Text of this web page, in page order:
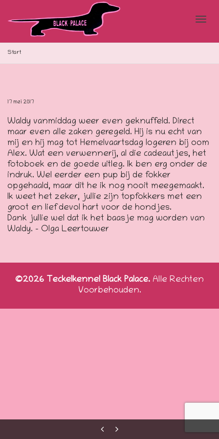
Start
17 mei 2017
Waldy vanmiddag weer even geknuffeld. Direct
maar even alle zaken geregeld. Hij is nu echt van
mij en hij mag tot Hemelvaartsdag logeren bij oom
Alex. Wat een verwennerij, al die cadeautjes, het
fotoboek en de goede uitleg. Ik ben erg onder de
indruk. Wel eerder een pup bij de fokker
opgehaald, maar dit he ik nog nooit meegemaakt.
Ik weet het zeker, jullie zijn topfokkers met een
groot en liefdevol hart voor de hondjes.
Dank jullie wel dat ik het baasje mag worden van
Waldy. – Olga Leertouwer
©2026 Teckelkennel Black Palace. Alle Rechten
Voorbehouden.